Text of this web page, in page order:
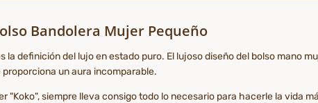
Bandolera Mujer Pequeño
la definición del lujo en estado puro. El lujoso diseño del bolso
proporciona un aura incomparable.
"Koko", siempre lleva consigo todo lo necesario para hacerle la